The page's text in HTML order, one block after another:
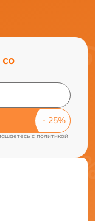
cполитикой